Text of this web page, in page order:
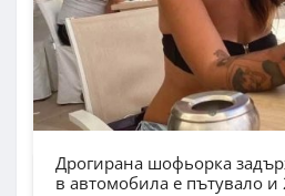
Дрогирана шофьорка
в автомобила е пътувало